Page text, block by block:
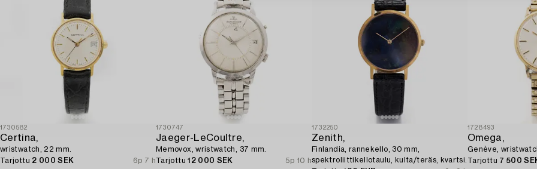
1730582
Certina,
wristwatch, 22 mm.
Tarjottu 2 000 SEK
6p 7 h
1730747
Jaeger-LeCoultre,
Memovox, wristwatch, 37 mm.
Tarjottu12 000 SEK
5p 10 h
1732250
Zenith,
Finlandia, rannekello, 30 mm,
spektroliittikellotaulu, kulta/teräs, kvartsi.
1728493
Omega,
Genève,
Tarjottu 7 500